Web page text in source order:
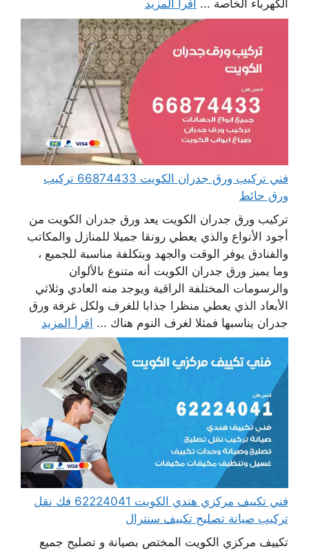
الكهرباء الخاصة ... اقرأ المزيد
فني تركيب ورق جدران الكويت 66874433 تركيب
ورق حائط
تركيب ورق جدران الكويت يعد ورق جدران الكويت من
أجود الأنواع والذي يعطي رونقا جميلا للمنازل والمكاتب
والفنادق يوفر الوقت والجهد وبتكلفة مناسبة للجميع ،
وما يميز ورق جدران الكويت أنه متنوع بالألوان
والرسومات المختلفة الراقية ويوجد منه العادي وثلاثي
الأبعاد الذي يعطي منظرا جذابا للغرف ولكل غرفة ورق
جدران يناسبها فمثلا لغرف النوم هناك ... اقرأ المزيد
فني تكييف مركزي هندي الكويت 62224041 فك نقل
تركيب صيانة تصليح تكييف سنترال
تكييف مركزي الكويت المختص بصيانة و تصليح جميع